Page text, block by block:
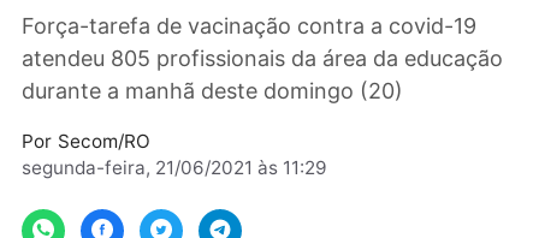
Força-tarefa de vacinação contra a covid-19
atendeu 805 profissionais da área da
durante a manhã deste domingo (20)
segunda-feira, 21/06/2021 às 11:29